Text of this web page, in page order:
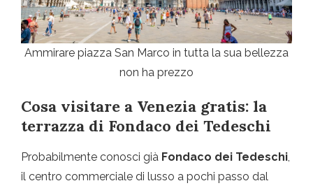
Ammirare piazza San Marco in tutta la sua bellezza
non ha prezzo
Cosa visitare a Venezia gratis: la
terrazza di Fondaco dei Tedeschi
Probabilmente conosci già Fondaco dei Tedeschi,
il centro commerciale di lusso a pochi passo dal